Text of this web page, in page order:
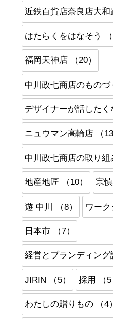
近鉄百貨店奈良店大和
はたらくをはなそう （
福岡天神店 （20）
中川政七商店のものづ
デザイナーが話したく
ニュウマン高輪店 （13
中川政七商店の取り組
地産地匠 （10） 宗
遊 中川 （8） ワーク
日本市 （7）
経営とブランディング
JIRIN （5） 採用 （5
わたしの贈りもの （4）